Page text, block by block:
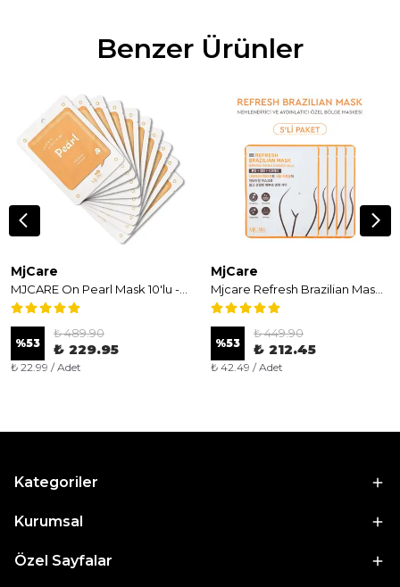
Benzer Ürünler
MjCare
%53
₺ 489.90
₺ 229.95
₺ 22.99 / Adet
MjCare
%53
₺ 449.90
₺ 212.45
₺ 42.49 / Adet
Kategoriler
Kurumsal
Özel Sayfalar